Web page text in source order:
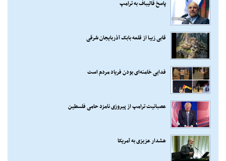
پاسخ قالیباف به ترامپ
قابی زیبا از قلعه بابک آذربایجان شرقی
فدایی خامنه‌ای بودن فریاد مردم است
عصبانیت ترامپ از پیروزی نامزد حامی فلسطین
هشدار عزیزی به آمریکا